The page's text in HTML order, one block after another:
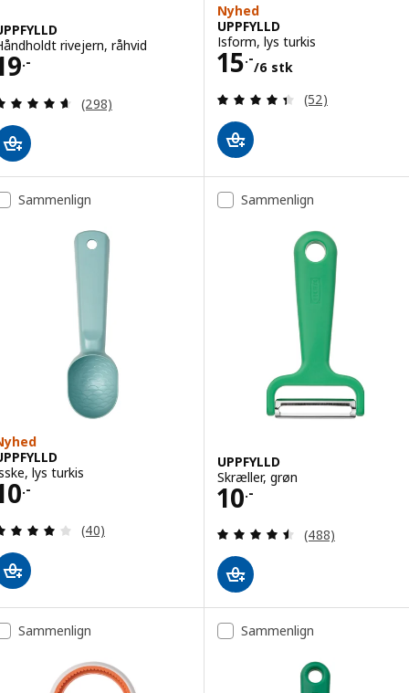
rivejern, råhvid
.- 19.-
Anmeld: 4.6 ud af 5 Stjerner. Anmeldelser i alt:
(298)
Nyhed
UPPFYLLD
Isform, lys turkis
15.-
/6 stk
Pris 15.-/6 stk
Anmeld: 4.4 ud
(52)
Sammenlign
lys turkis
.- 10.-
Anmeld: 4 ud af 5 Stjerner. Anmeldelser i alt:
(40)
Sammenlign
UPPFYLLD
Skræller, grøn
10.-
Pris 10.-
Anmeld: 4.5 ud
(488)
Sammenlign Sammenlign